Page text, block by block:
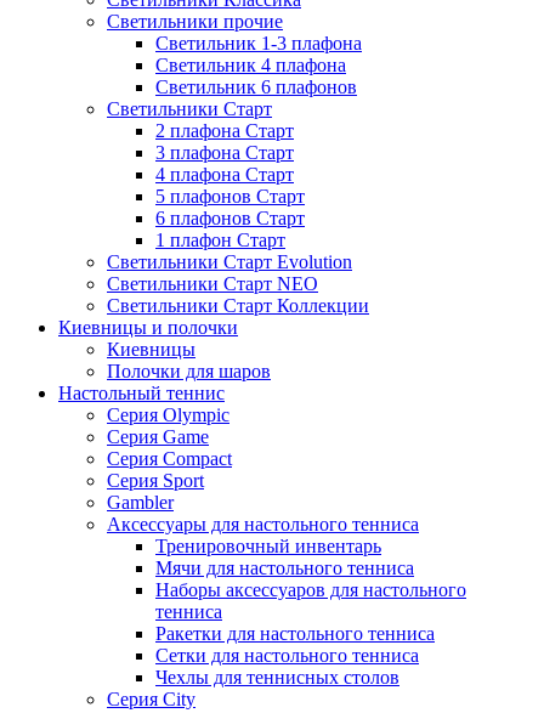
Светильники прочие
Светильник 1-3 плафона
Светильник 4 плафона
Светильник 6 плафонов
Светильники Старт
2 плафона Старт
3 плафона Старт
4 плафона Старт
5 плафонов Старт
6 плафонов Старт
1 плафон Старт
Светильники Старт Evolution
Светильники Старт NEO
Светильники Старт Коллекции
Киевницы и полочки
Киевницы
Полочки для шаров
Настольный теннис
Серия Olympic
Серия Game
Серия Compact
Серия Sport
Gambler
Аксессуары для настольного тенниса
Тренировочный инвентарь
Мячи для настольного тенниса
Наборы аксессуаров для настольного
тенниса
Ракетки для настольного тенниса
Сетки для настольного тенниса
Чехлы для теннисных столов
Серия City